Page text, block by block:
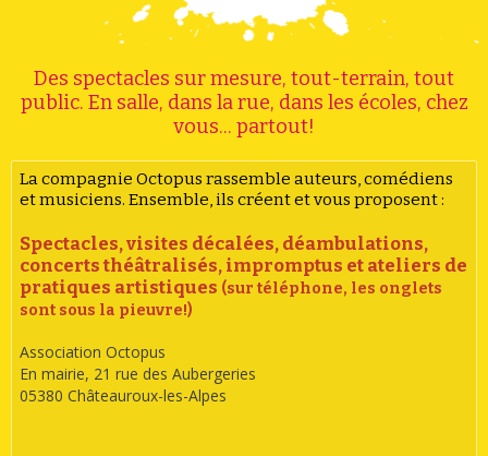
Des spectacles sur mesure, tout-terrain, tout
public. En salle, dans la rue, dans les écoles, chez
vous... partout!
La compagnie Octopus rassemble auteurs, comédiens
et musiciens. Ensemble, ils créent et vous proposent :
Spectacles, visites décalées, déambulations,
concerts théâtralisés, impromptus et ateliers de
pratiques artistiques (sur téléphone, les onglets
sont sous la pieuvre!)
Association Octopus
En mairie, 21 rue des Aubergeries
05380 Châteauroux-les-Alpes